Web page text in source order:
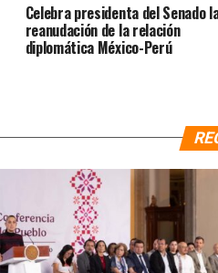
Celebra presidenta del Senado
reanudación de la relación
diplomática México-Perú